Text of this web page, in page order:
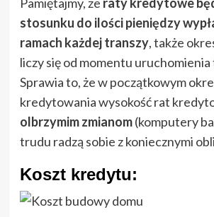
stosunku do ilości pieniędzy
ramach każdej transzy, także
liczy się od momentu
Sprawia to, że w początkowym
kredytowania wysokość rat
olbrzymim zmianom(komputery
trudu radzą sobie z koniecznymi
Koszt kredytu: